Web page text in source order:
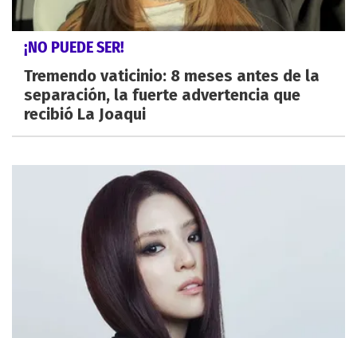
¡NO PUEDE SER!
Tremendo vaticinio: 8 meses antes de la
separación, la fuerte advertencia que
recibió La Joaqui